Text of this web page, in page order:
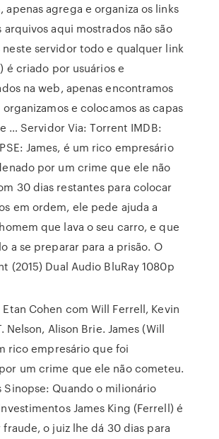
apenas agrega e organiza os links
arquivos aqui mostrados não são
neste servidor todo e qualquer link
é criado por usuários e
na web, apenas encontramos
organizamos e colocamos as capas
… Servidor Via: Torrent IMDB:
James, é um rico empresário
por um crime que ele não
30 dias restantes para colocar
em ordem, ele pede ajuda a
que lava o seu carro, e que
a se preparar para a prisão. O
(2015) Dual Audio BluRay 1080p
Cohen com Will Ferrell, Kevin
Nelson, Alison Brie. James (Will
rico empresário que foi
um crime que ele não cometeu.
Sinopse: Quando o milionário
James King (Ferrell) é
o juiz lhe dá 30 dias para